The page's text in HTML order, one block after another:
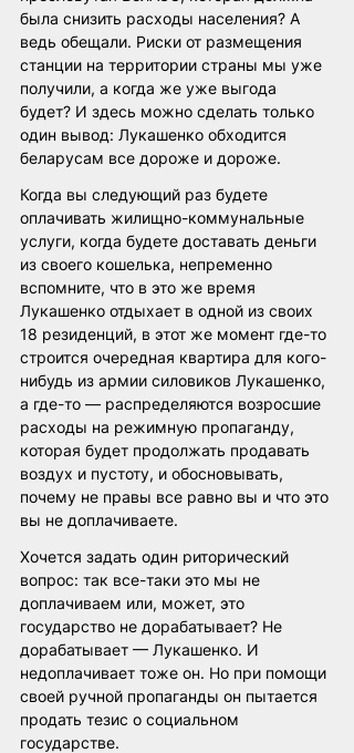
была снизить расходы населения? А
ведь обещали. Риски от размещения
станции на территории страны мы уже
получили, а когда же уже выгода
будет? И здесь можно сделать только
один вывод: Лукашенко обходится
беларусам все дороже и дороже.
Когда вы следующий раз будете
оплачивать жилищно-коммунальные
услуги, когда будете доставать деньги
из своего кошелька, непременно
вспомните, что в это же время
Лукашенко отдыхает в одной из своих
18 резиденций, в этот же момент где-то
строится очередная квартира для кого-
нибудь из армии силовиков Лукашенко,
а где-то — распределяются возросшие
расходы на режимную пропаганду,
которая будет продолжать продавать
воздух и пустоту, и обосновывать,
почему не правы все равно вы и что это
вы не доплачиваете.
Хочется задать один риторический
вопрос: так все-таки это мы не
доплачиваем или, может, это
государство не дорабатывает? Не
дорабатывает — Лукашенко. И
недоплачивает тоже он. Но при помощи
своей ручной пропаганды он пытается
продать тезис о социальном
государстве.